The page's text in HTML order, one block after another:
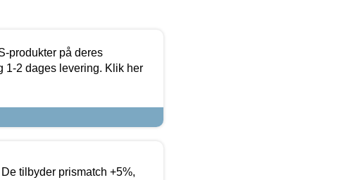
produkter på deres
1-2 dages levering. Klik her
tilbyder prismatch +5%,